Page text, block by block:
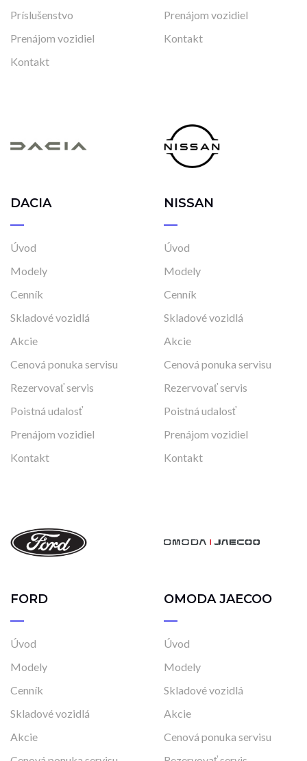
Príslušenstvo
Prenájom vozidiel
Kontakt
Prenájom vozidiel
Kontakt
DACIA
Úvod
Modely
Cenník
Skladové vozidlá
Akcie
Cenová ponuka servisu
Rezervovať servis
Poistná udalosť
Prenájom vozidiel
Kontakt
NISSAN
Úvod
Modely
Cenník
Skladové vozidlá
Akcie
Cenová ponuka servisu
Rezervovať servis
Poistná udalosť
Prenájom vozidiel
Kontakt
FORD
Úvod
Modely
Cenník
Skladové vozidlá
Akcie
OMODA JAECOO
Úvod
Modely
Skladové vozidlá
Akcie
Cenová ponuka servisu